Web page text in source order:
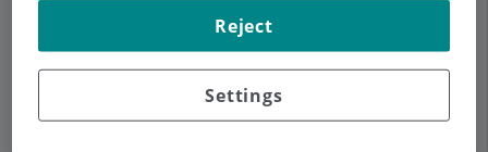
Preguntas frecuentes sobre
la oftolmología Pediátrica
Settings
Reject